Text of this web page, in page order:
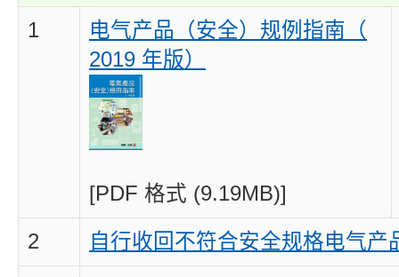
1
电气产品（安全）规例指南（
2019 年版）
[PDF 格式 (9.19MB)]
2 自行收回不符合安全规格电气产